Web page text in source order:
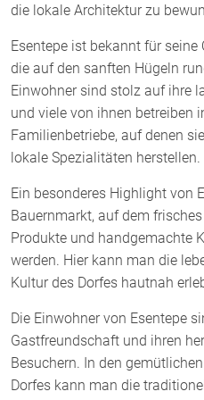
die lokale Architektur zu
Esentepe ist bekannt für
die auf den sanften Hügeln
Einwohner sind stolz auf ihre
und viele von ihnen betreiben
Familienbetriebe, auf denen
lokale Spezialitäten herstellen.
Ein besonderes Highlight von
Bauernmarkt, auf dem
Produkte und handgemachte
werden. Hier kann man die
Kultur des Dorfes hautnah
Die Einwohner von Esentepe
Gastfreundschaft und ihren
Besuchern. In den
Dorfes kann man die